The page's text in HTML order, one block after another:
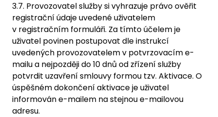
3.7. Provozovatel služby si vyhrazuje právo ověřit
registrační údaje uvedené uživatelem
v registračním formuláři. Za tímto účelem je
uživatel povinen postupovat dle instrukcí
uvedených provozovatelem v potvrzovacím e-
mailu a nejpozději do 10 dnů od zřízení služby
potvrdit uzavření smlouvy formou tzv. Aktivace. O
úspěšném dokončení aktivace je uživatel
informován e-mailem na stejnou e-mailovou
adresu.